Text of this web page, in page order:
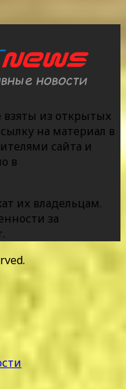
из открытых
на материал в
сайта и
в
их владельцам.
за